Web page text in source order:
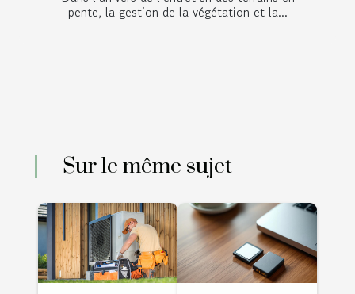
pente, la gestion de la végétation et la...
Sur le même sujet